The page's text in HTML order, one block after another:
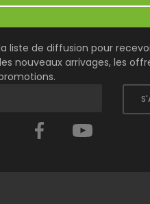
liste de diffusion pour
nouveaux arrivages, les
Facebook